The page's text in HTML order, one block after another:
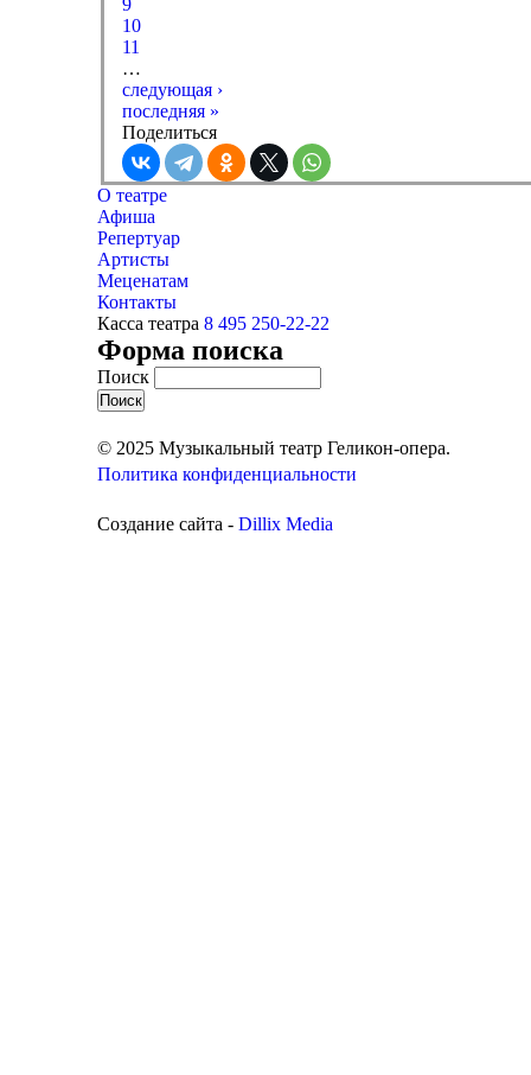
9
10
11
…
следующая ›
последняя »
Поделиться
О театре
Афиша
Репертуар
Артисты
Меценатам
Контакты
Касса театра 8 495 250-22-22
Форма поиска
Поиск
© 2025 Музыкальный театр Геликон-опера.
Политика конфиденциальности
Создание сайта - Dillix Media